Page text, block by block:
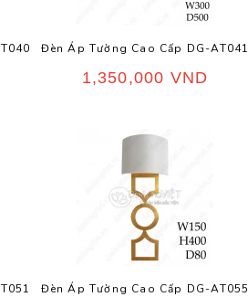
Đèn Áp Tường Cao Cấp DG-AT041
1,350,000 VND
Đèn Áp Tường Cao Cấp DG-AT055